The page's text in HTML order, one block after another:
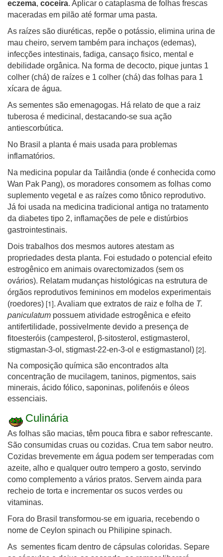
eczema, coceira. Aplicar o cataplasma de folhas frescas
maceradas em pilão até formar uma pasta.
As raízes são diuréticas, repõe o potássio, elimina urina de
mau cheiro, servem também para inchaços (edemas),
infecções intestinais, fadiga, cansaço fisico, mental e
debilidade orgânica. Na forma de decocto, pique juntas 1
colher (chá) de raízes e 1 colher (chá) das folhas para 1
xícara de água.
As sementes são emenagogas. Há relato de que a raiz
tuberosa é medicinal, destacando-se sua ação
antiescorbútica.
No Brasil a planta é mais usada para problemas
inflamatórios.
Na medicina popular da Tailândia (onde é conhecida como
Wan Pak Pang), os moradores consomem as folhas como
suplemento vegetal e as raízes como tônico reprodutivo.
Já foi usada na medicina tradicional antiga no tratamento
da diabetes tipo 2, inflamações de pele e distúrbios
gastrointestinais.
Dois trabalhos dos mesmos autores atestam as
propriedades desta planta. Foi estudado o potencial efeito
estrogênico em animais ovarectomizados (sem os
ovários). Relatam mudanças histológicas na estrutura de
órgãos reprodutivos femininos em modelos experimentais
(roedores) [1]. Avaliam que extratos de raiz e folha de T.
paniculatum possuem atividade estrogênica e efeito
antifertilidade, possivelmente devido a presença de
fitoesteróis (campesterol, β-sitosterol, estigmasterol,
stigmastan-3-ol, stigmast-22-en-3-ol e estigmastanol) [2].
Na composição química são encontrados alta
concentração de mucilagem, taninos, pigmentos, sais
minerais, ácido fólico, saponinas, polifenóis e óleos
essenciais.
Culinária
As folhas são macias, têm pouca fibra e sabor refrescante.
São consumidas cruas ou cozidas. Crua tem sabor neutro.
Cozidas brevemente em água podem ser temperadas com
azeite, alho e qualquer outro tempero a gosto, servindo
como complemento a vários pratos. Servem ainda para
recheio de torta e incrementar os sucos verdes ou
vitaminas.
Fora do Brasil transformou-se em iguaria, recebendo o
nome de Ceylon spinach ou Philipine spinach.
As sementes ficam dentro de cápsulas coloridas. Separe